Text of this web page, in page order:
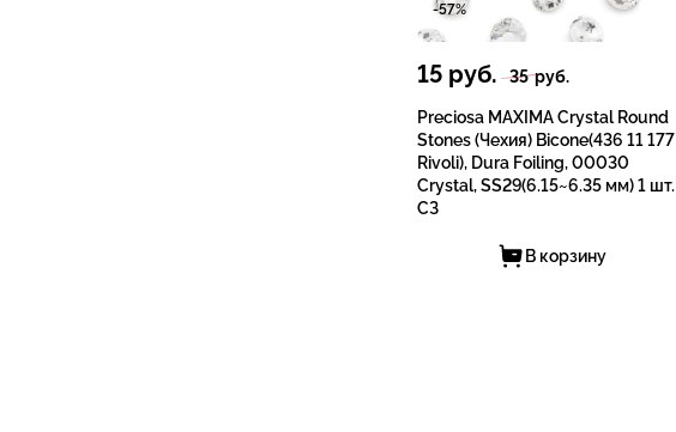
-57%
15 руб. 35руб.
Preciosa MAXIMA Crystal Round
Stones (Чехия) Bicone(436 11 177
Rivoli), Dura Foiling, 00030
Crystal, SS29(6.15~6.35 мм) 1 шт.
СЗ
В корзину